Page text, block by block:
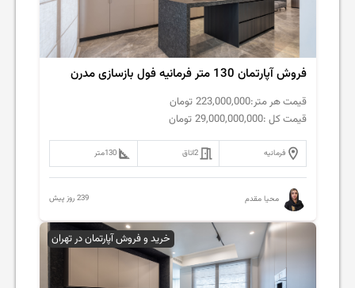
فروش‌ آپارتمان 130 متر فرمانیه فول بازسازی مدرن
قیمت هر متر:223,000,000 تومان
قیمت کل :29,000,000,000 تومان
فرمانیه 2اتاق 130متر
محیا مقدم 239 روز پیش
خرید و فروش آپارتمان در تهران